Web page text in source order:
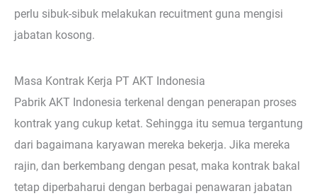
perlu sibuk-sibuk melakukan recuitment guna mengisi
jabatan kosong.
Masa Kontrak Kerja PT AKT Indonesia
Pabrik AKT Indonesia terkenal dengan penerapan proses
kontrak yang cukup ketat. Sehingga itu semua tergantung
dari bagaimana karyawan mereka bekerja. Jika mereka
rajin, dan berkembang dengan pesat, maka kontrak bakal
tetap diperbaharui dengan berbagai penawaran jabatan